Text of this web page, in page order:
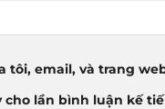
tôi, email, và trang
lần bình luận kế